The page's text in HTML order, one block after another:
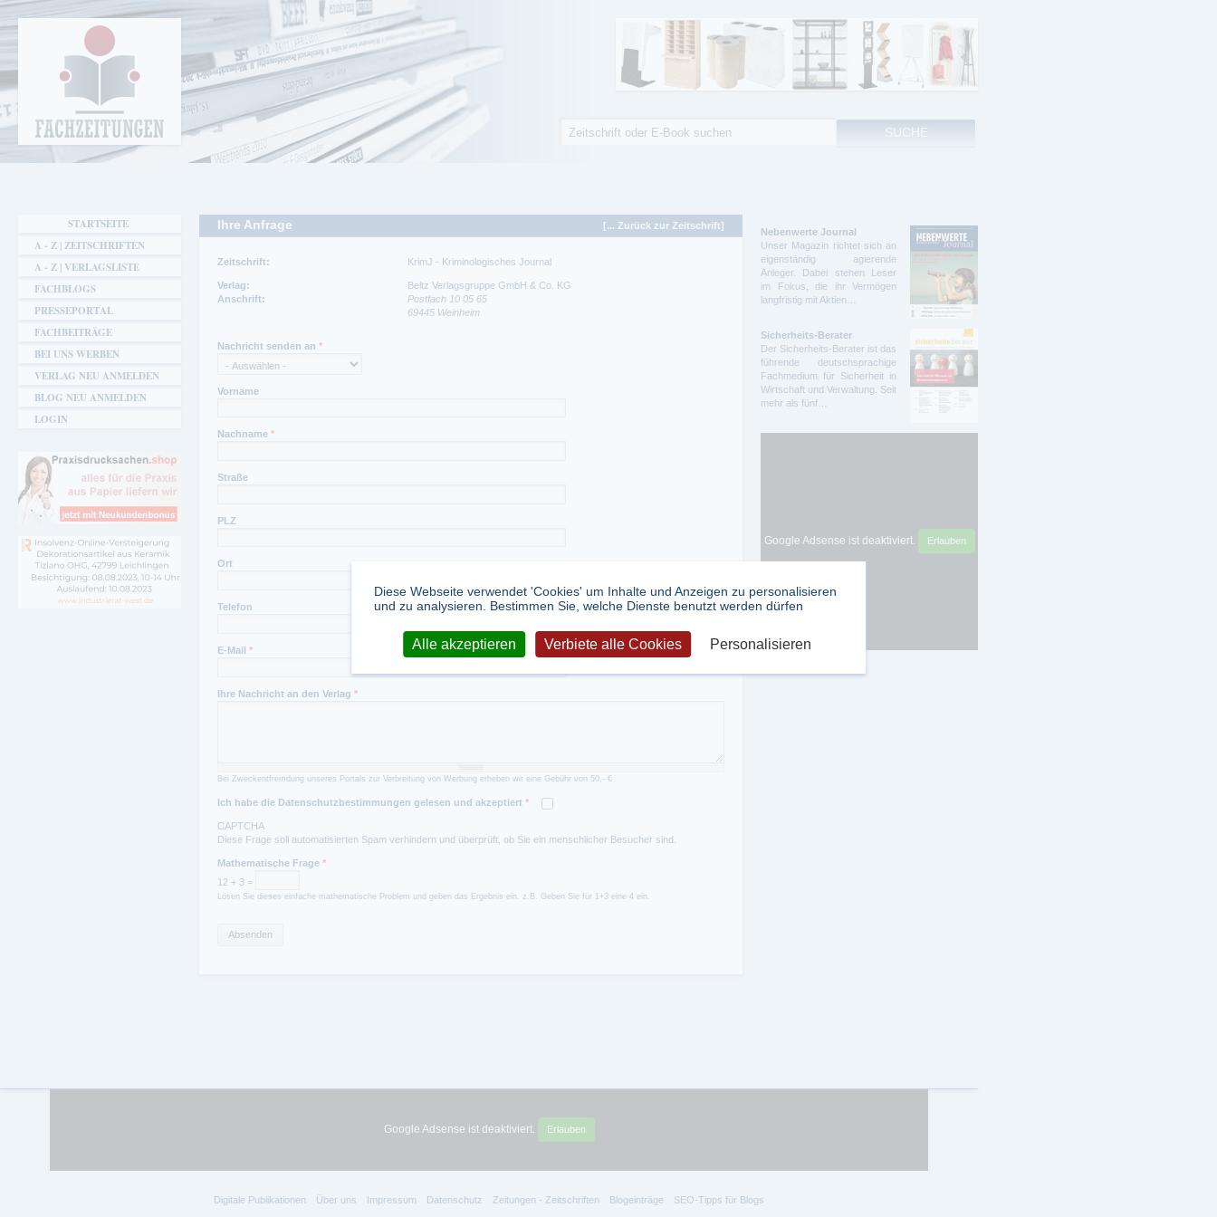
Fachzeitungen.de - Das unabhängige Portal
für Fachmagazine Fachpublikationen &
eBooks
Ihre Anfrage [... Zurück zur Zeitschrift]
Zeitschrift: KrimJ - Kriminologisches Journal
Verlag:
Beltz Verlagsgruppe GmbH & Co. KG
Anschrift:
Postfach 10 05 65
69445 Weinheim
Claudia Klinger
Telefon:
06201/6007386
Fax:
Walter Fuchs
Nachricht senden an *
Vorname
Nachname *
Straße
PLZ
Ort
Telefon
E-Mail *
Ihre Nachricht an den Verlag *
Bei Zweckentfremdung unseres Portals zur Verbreitung von Werbung erheben wir eine Gebühr von 50,- €
Ich habe die Datenschutzbestimmungen gelesen und akzeptiert *
CAPTCHA
Diese Frage soll automatisierten Spam verhindern und überprüft, ob Sie ein menschlicher Besucher sind.
Mathematische Frage *
12 + 3 =
Lösen Sie dieses einfache mathematische Problem und geben das Ergebnis ein. z.B. Geben Sie für 1+3 eine 4 ein.
STARTSEITE
A - Z | ZEITSCHRIFTEN
A - Z | VERLAGSLISTE
FACHBLOGS
PRESSEPORTAL
FACHBEITRÄGE
BEI UNS WERBEN
VERLAG NEU ANMELDEN
BLOG NEU ANMELDEN
LOGIN
Nebenwerte Journal
Unser Magazin richtet sich an
eigenständig agierende
Anleger. Dabei stehen Leser
im Fokus, die ihr Vermögen
langfristig mit Aktien…
Sicherheits-Berater
Der Sicherheits-Berater ist das
führende deutschsprachige
Fachmedium für Sicherheit in
Wirtschaft und Verwaltung. Seit
mehr als fünf…
Google Adsense ist deaktiviert. Erlauben
Suchformular
Google Adsense ist deaktiviert. Erlauben
Digitale Publikationen Über uns Impressum Datenschutz Zeitungen - Zeitschriften Blogeinträge SEO-Tipps für Blogs
Diese Webseite verwendet 'Cookies' um Inhalte und Anzeigen zu personalisieren
und zu analysieren. Bestimmen Sie, welche Dienste benutzt werden dürfen
Alle akzeptieren Verbiete alle Cookies Personalisieren